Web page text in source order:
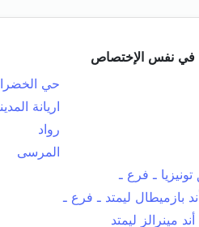
نفس الإختصاص
حي
اريانة
رواد
المرسى
ـ فرع ـ
بازميطال ليمتد ـ فرع ـ
مينرالز ليمتد